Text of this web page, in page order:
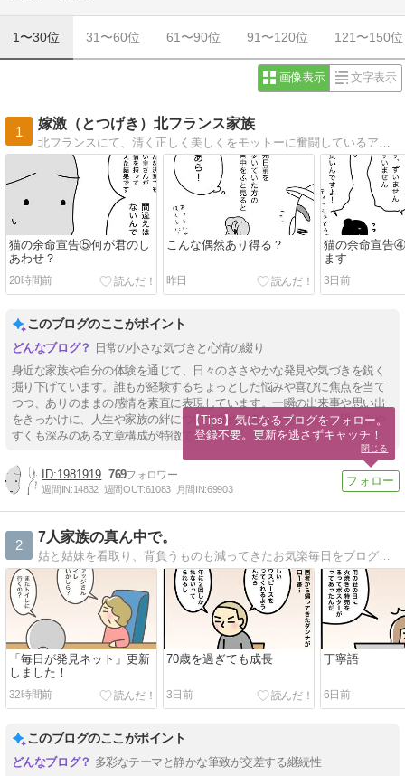
1〜30位 31〜60位 61〜90位 91〜120位 121〜150位
画像表示 文字表示
1
嫁激（とつげき）北フランス家族
猫の余命宣告⑤何が君のし
あわせ？
20時間前
こんな偶然あり得る？
昨日
猫の余命宣告
ます
3日前
このブログのここがポイント
日常の小さな気づきと心情の綴り
身近な家族や自分の体験を通じて、日々のささやかな発見や気づきを鋭く
掘り下げています。誰もが経験するちょっとした悩みや喜びに焦点を当て
つつ、ありのままの感情を素直に表現しています。一瞬の出来事や思い出
をきっかけに、人生や家族の絆について改めて考えさせられる、親しみや
すくも深みのある文章構成が特徴です。
1981919 769
週間IN:14832 週間OUT:61083 月間IN:69903
2
7人家族の真ん中で。
姑と姑妹を看取り、背負うものも減ってきたお気楽毎日をブログで更新。心に描いた夫婦の未来予想図は思ったとおりにかなえられていくのか…？
「毎日が発見ネット」更新
しました！
32時間前
70歳を過ぎても成長
3日前
丁寧語
6日前
このブログのここがポイント
多彩なテーマと静かな筆致が交差する継続性
【Tips】気になるブログをフォロー。
登録不要。更新を逃さずキャッチ！
閉じる